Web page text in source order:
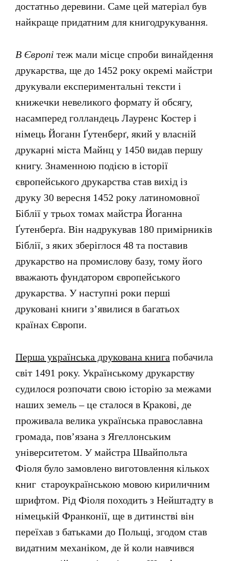
достатньо деревини. Саме цей матеріал був
найкраще придатним для книгодрукування.
В Європі теж мали місце спроби винайдення
друкарства, ще до 1452 року окремі майстри
друкували експериментальні тексти і
книжечки невеликого формату й обсягу,
насамперед голландець Лауренс Костер і
німець Йоганн Ґутенберґ, який у власній
друкарні міста Майнц у 1450 видав першу
книгу. Знаменною подією в історії
європейського друкарства став вихід із
друку 30 вересня 1452 року латиномовної
Біблії у трьох томах майстра Йоганна
Ґутенберґа. Він надрукував 180 примірників
Біблії, з яких зберіглося 48 та поставив
друкарство на промислову базу, тому його
вважають фундатором європейського
друкарства. У наступні роки перші
друковані книги з’явилися в багатьох
країнах Європи.
Перша українська друкована книга побачила
світ 1491 року. Українському друкарству
судилося розпочати свою історію за межами
наших земель – це сталося в Кракові, де
проживала велика українська православна
громада, пов’язана з Ягеллонським
університетом. У майстра Швайпольта
Фіоля було замовлено виготовлення кількох
книг староукраїнською мовою кириличним
шрифтом. Рід Фіоля походить з Нейштадту в
німецькій Франконії, ще в дитинстві він
переїхав з батьками до Польщі, згодом став
видатним механіком, де й коли навчився